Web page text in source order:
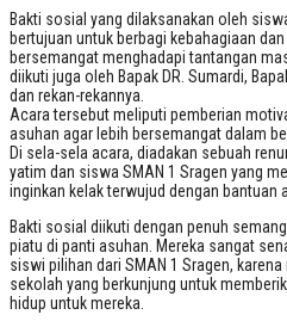
Bakti sosial yang dilaksanakan oleh
bertujuan untuk berbagi kebahagiaan
bersemangat menghadapi tantangan
diikuti juga oleh Bapak DR. Sumardi,
dan rekan-rekannya.
Acara tersebut meliputi pemberian
asuhan agar lebih bersemangat dalam
Di sela-sela acara, diadakan sebuah
yatim dan siswa SMAN 1 Sragen yang
inginkan kelak terwujud dengan bantuan
Bakti sosial diikuti dengan penuh
piatu di panti asuhan. Mereka sangat
siswi pilihan dari SMAN 1 Sragen,
sekolah yang berkunjung untuk
hidup untuk mereka.